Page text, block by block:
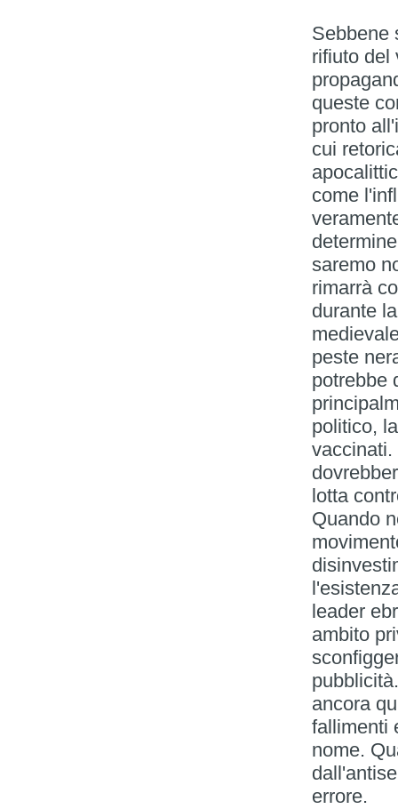
Sebbene
rifiuto del
queste
pronto
cui
come
saremo
rimarrà
durante
peste
potrebbe
politico,
vaccinati.
lotta
Quando
leader
ambito
ancora
fallimenti
nome.
errore.